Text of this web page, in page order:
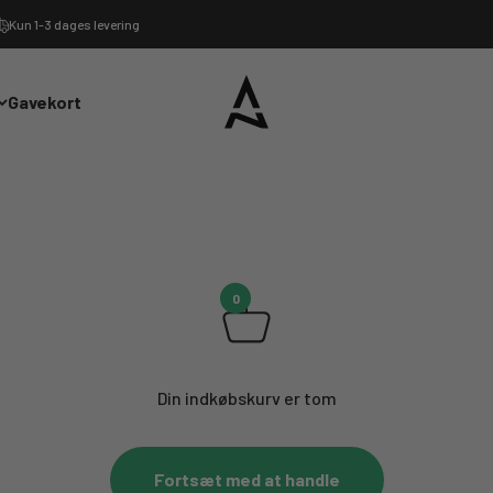
Kun 1-3 dages levering
Gavekort
Ardor Sport
0
Din indkøbskurv er tom
Fortsæt med at handle